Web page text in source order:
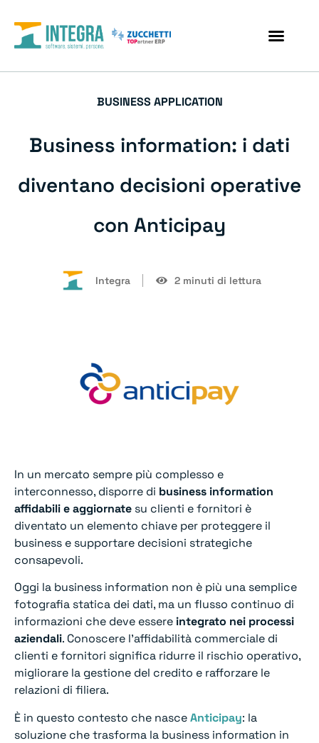
BUSINESS APPLICATION
Business information: i dati
diventano decisioni operative
con Anticipay
Integra 2 minuti di lettura
In un mercato sempre più complesso e
interconnesso, disporre di business information
affidabili e aggiornate su clienti e fornitori è
diventato un elemento chiave per proteggere il
business e supportare decisioni strategiche
consapevoli.
Oggi la business information non è più una semplice
fotografia statica dei dati, ma un flusso continuo di
informazioni che deve essere integrato nei processi
aziendali. Conoscere l’affidabilità commerciale di
clienti e fornitori significa ridurre il rischio operativo,
migliorare la gestione del credito e rafforzare le
relazioni di filiera.
È in questo contesto che nasceAnticipay: la
soluzione che trasforma la business information in